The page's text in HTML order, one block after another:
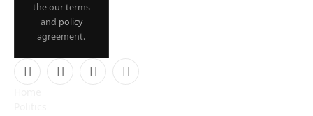
the our terms
and policy
agreement.
Facebook
X
InstagramPinterest